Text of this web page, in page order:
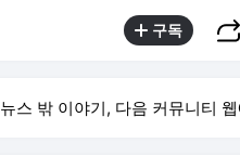
구독
뉴스 밖 이야기, 다음 커뮤니티 웹에서